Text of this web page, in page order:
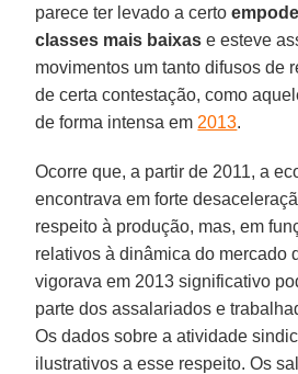
parece ter levado a certo
classes mais baixas e esteve
movimentos um tanto difusos de
de certa contestação, como
de forma intensa em 2013.
Ocorre que, a partir de 2011, a
encontrava em forte
respeito à produção, mas, em
relativos à dinâmica do mercado
vigorava em 2013 significativo
parte dos assalariados e
Os dados sobre a atividade
ilustrativos a esse respeito. Os